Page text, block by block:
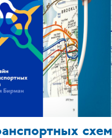
схем